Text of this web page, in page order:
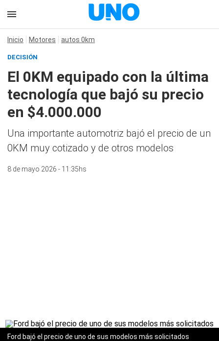
Inicio Motores autos 0km
DECISIÓN
El 0KM equipado con la última
tecnología que bajó su precio
en $4.000.000
Una importante automotriz bajó el precio de un
0KM muy cotizado y de otros modelos
8 de mayo 2026 - 11:35hs
Ford bajó el precio de uno de sus modelos más solicitados